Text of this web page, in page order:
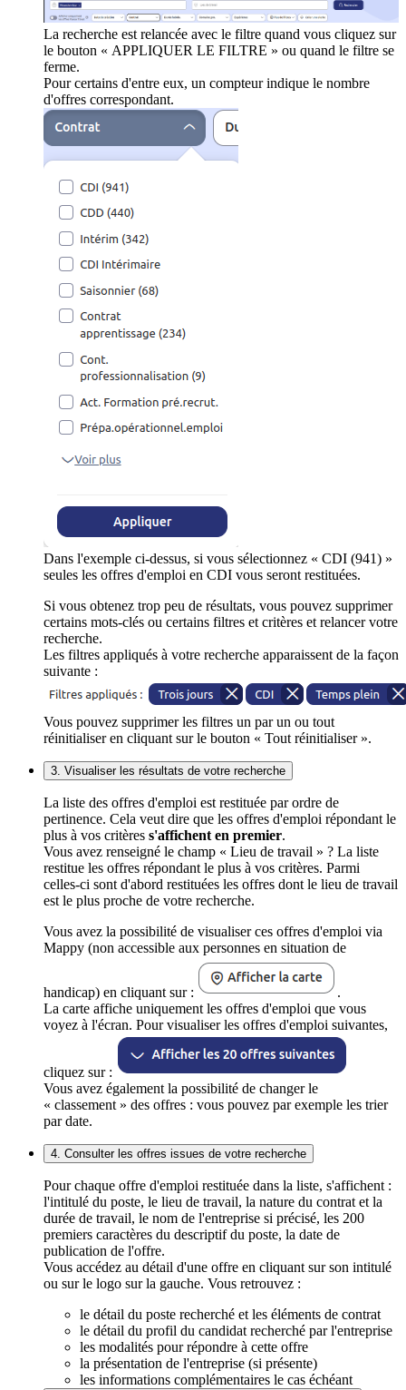
La recherche est relancée avec le filtre quand vous cliquez sur
le bouton « APPLIQUER LE FILTRE » ou quand le filtre se
ferme.
Pour certains d'entre eux, un compteur indique le nombre
d'offres correspondant.
Dans l'exemple ci-dessus, si vous sélectionnez « CDI (941) »
seules les offres d'emploi en CDI vous seront restituées.
Si vous obtenez trop peu de résultats, vous pouvez supprimer
certains mots-clés ou certains filtres et critères et relancer votre
recherche.
Les filtres appliqués à votre recherche apparaissent de la façon
suivante :
Vous pouvez supprimer les filtres un par un ou tout
réinitialiser en cliquant sur le bouton « Tout réinitialiser ».
3. Visualiser les résultats de votre recherche
La liste des offres d'emploi est restituée par ordre de
pertinence. Cela veut dire que les offres d'emploi répondant le
plus à vos critères s'affichent en premier.
Vous avez renseigné le champ « Lieu de travail » ? La liste
restitue les offres répondant le plus à vos critères. Parmi
celles-ci sont d'abord restituées les offres dont le lieu de travail
est le plus proche de votre recherche.
Vous avez la possibilité de visualiser ces offres d'emploi via
Mappy (non accessible aux personnes en situation de
handicap) en cliquant sur :
.
La carte affiche uniquement les offres d'emploi que vous
voyez à l'écran. Pour visualiser les offres d'emploi suivantes,
cliquez sur :
Vous avez également la possibilité de changer le
« classement » des offres : vous pouvez par exemple les trier
par date.
4. Consulter les offres issues de votre recherche
Pour chaque offre d'emploi restituée dans la liste, s'affichent :
l'intitulé du poste, le lieu de travail, la nature du contrat et la
durée de travail, le nom de l'entreprise si précisé, les 200
premiers caractères du descriptif du poste, la date de
publication de l'offre.
Vous accédez au détail d'une offre en cliquant sur son intitulé
ou sur le logo sur la gauche. Vous retrouvez :
le détail du poste recherché et les éléments de contrat
le détail du profil du candidat recherché par l'entreprise
les modalités pour répondre à cette offre
la présentation de l'entreprise (si présente)
les informations complémentaires le cas échéant